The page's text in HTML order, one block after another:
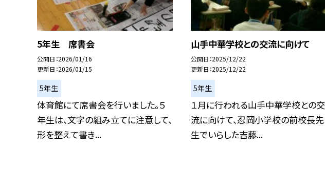
5年生 席書会
公開日 2026/01/16
更新日 2026/01/15
5年生
体育館にて席書会を行いました。５
年生は、文字の組み立てに注意して、
形を整えて書き...
山手中華学校との交流に向けて
公開日 2025/12/22
更新日 2025/12/22
5年生
１月に行われる山手中華学校との交
流に向けて、忍岡小学校の前校長先
生でいらした吉藤...